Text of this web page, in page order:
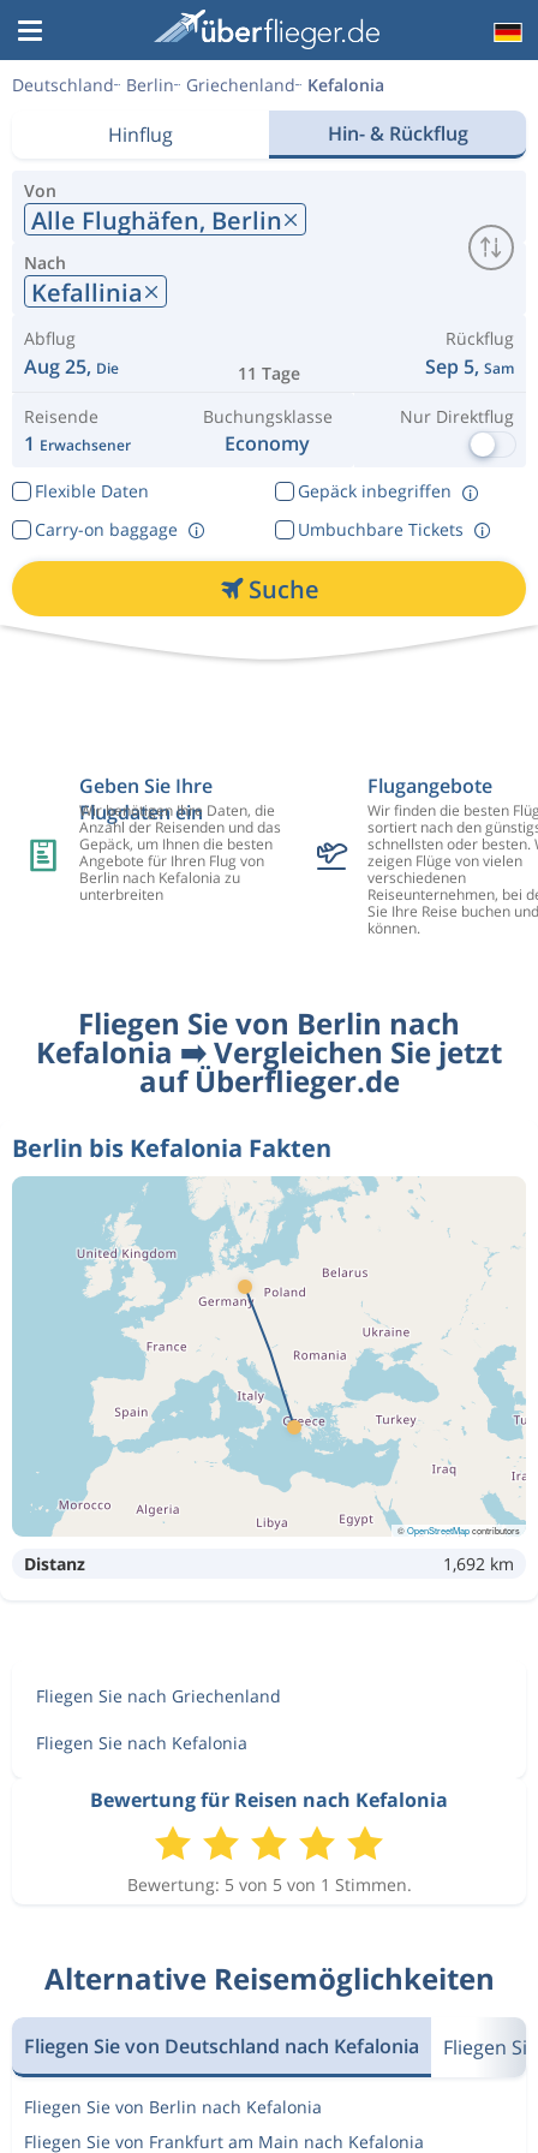
Deutschland Berlin Griechenland Kefalonia
Hinflug Hin- & Rückflug
Von
Alle Flughäfen, Berlin
Nach
Kefallinia
Abflug
Aug 25, Die 11 Tage
Rückflug
Sep 5, Sam
Reisende
1 Erwachsener
Buchungsklasse
Economy
Nur Direktflug
Flexible Daten
Gepäck inbegriffen
Umbuchbare Tickets
Carry-on baggage
Suche
Geben Sie Ihre
Flugdaten ein
Wir benötigen Ihre Daten, die
Anzahl der Reisenden und das
Gepäck, um Ihnen die besten
Angebote für Ihren Flug von
Berlin nach Kefalonia zu
unterbreiten
Flugangebote
Wir finden die besten
sortiert nach den
schnellsten oder besten.
zeigen Flüge von vielen
verschiedenen
Reiseunternehmen, bei
Sie Ihre Reise buchen
können.
Fliegen Sie von Berlin nach
Kefalonia ➡️ Vergleichen Sie jetzt
auf Überflieger.de
Berlin bis Kefalonia Fakten
©OpenStreetMapcontributors
Distanz 1,692 km
Fliegen Sie nach Griechenland
Fliegen Sie nach Kefalonia
Bewertung für Reisen nach Kefalonia
Bewertung: 5 von 5 von 1 Stimmen.
Alternative Reisemöglichkeiten
Fliegen Sie von Deutschland nach Kefalonia Fliegen
Fliegen Sie von Berlin nach Kefalonia
Fliegen Sie von Frankfurt am Main nach Kefalonia